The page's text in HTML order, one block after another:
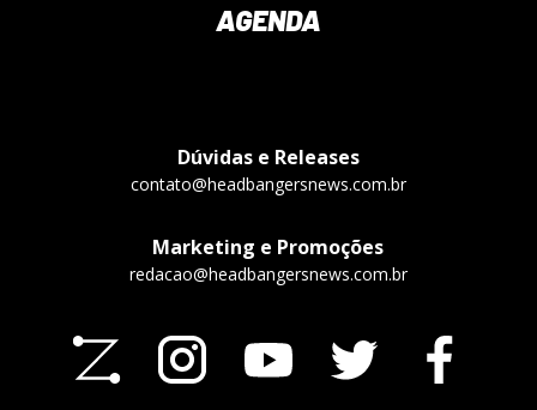
AGENDA
Dúvidas e Releases
contato@headbangersnews.com.br
Marketing e Promoções
redacao@headbangersnews.com.br